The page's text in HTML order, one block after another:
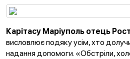
Карітасу Маріуполь отець
висловлює подяку усім, хто
надання допомоги. «Обстріли,